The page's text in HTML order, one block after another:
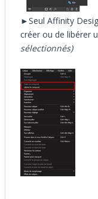
►Seul Affinity
créer ou de libérer
sélectionnés)